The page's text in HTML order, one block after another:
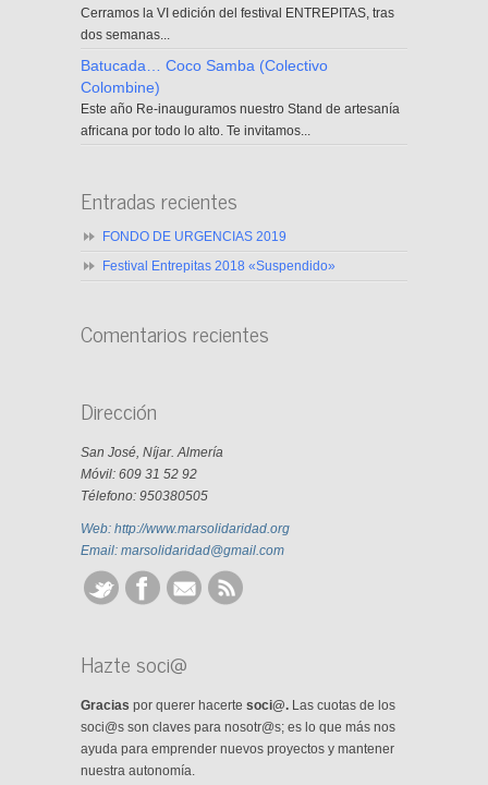
Cerramos la VI edición del festival ENTREPITAS, tras
dos semanas...
Batucada… Coco Samba (Colectivo
Colombine)
Este año Re-inauguramos nuestro Stand de artesanía
africana por todo lo alto. Te invitamos...
Entradas recientes
FONDO DE URGENCIAS 2019
Festival Entrepitas 2018 «Suspendido»
Comentarios recientes
Dirección
San José, Níjar. Almería
Móvil: 609 31 52 92
Télefono: 950380505
Web: http://www.marsolidaridad.org
Email: marsolidaridad@gmail.com
Hazte soci@
Gracias por querer hacerte soci@. Las cuotas de los
soci@s son claves para nosotr@s; es lo que más nos
ayuda para emprender nuevos proyectos y mantener
nuestra autonomía.